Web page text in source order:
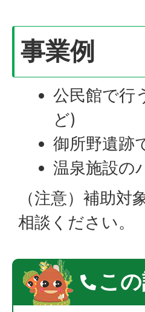
事業例
公民館で行
ど)
御所野遺跡
温泉施設の
（注意）補助
相談ください。
こ